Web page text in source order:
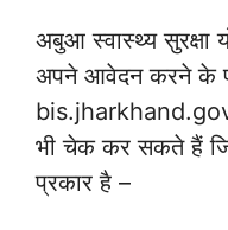
अबुआ स्वास्थ्य
अपने आवेदन करने के
भी चेक कर सकते हैं
प्रकार है –